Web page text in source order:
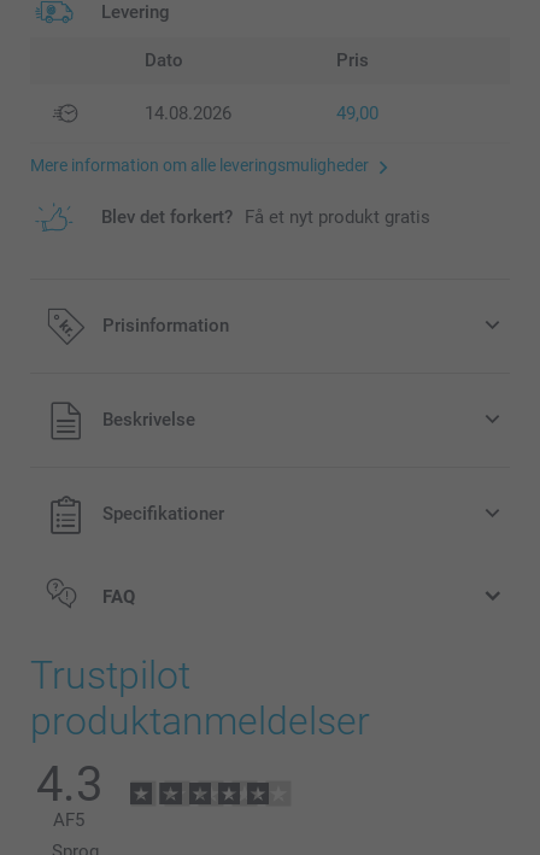
Levering
Dato Pris
14.08.2026 49,00
Mere information om alle leveringsmuligheder
Blev det forkert? Få et nyt produkt gratis
Prisinformation
Alle priser inklusive moms og uden
forsendelsesomkostninger
Beskrivelse
Specifikationer
FAQ
Trustpilot
produktanmeldelser
4.3
AF5